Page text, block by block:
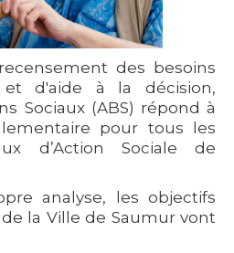
des besoins
d'aide à la décision,
Sociaux (ABS) répond à
pour tous les
d’Action Sociale de
analyse, les objectifs
de la Ville de Saumur vont